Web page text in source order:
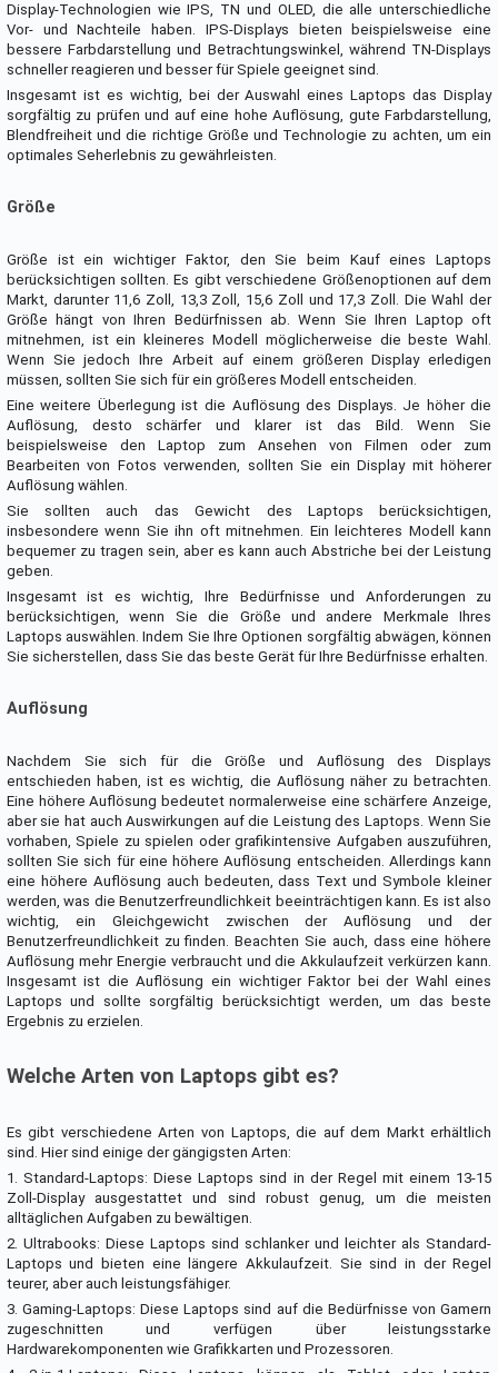
Display-Technologien wie IPS, TN und OLED, die alle unterschiedliche
Vor- und Nachteile haben. IPS-Displays bieten beispielsweise eine
bessere Farbdarstellung und Betrachtungswinkel, während TN-Displays
schneller reagieren und besser für Spiele geeignet sind.
Insgesamt ist es wichtig, bei der Auswahl eines Laptops das Display
sorgfältig zu prüfen und auf eine hohe Auflösung, gute Farbdarstellung,
Blendfreiheit und die richtige Größe und Technologie zu achten, um ein
optimales Seherlebnis zu gewährleisten.
Größe
Größe ist ein wichtiger Faktor, den Sie beim Kauf eines Laptops
berücksichtigen sollten. Es gibt verschiedene Größenoptionen auf dem
Markt, darunter 11,6 Zoll, 13,3 Zoll, 15,6 Zoll und 17,3 Zoll. Die Wahl der
Größe hängt von Ihren Bedürfnissen ab. Wenn Sie Ihren Laptop oft
mitnehmen, ist ein kleineres Modell möglicherweise die beste Wahl.
Wenn Sie jedoch Ihre Arbeit auf einem größeren Display erledigen
müssen, sollten Sie sich für ein größeres Modell entscheiden.
Eine weitere Überlegung ist die Auflösung des Displays. Je höher die
Auflösung, desto schärfer und klarer ist das Bild. Wenn Sie
beispielsweise den Laptop zum Ansehen von Filmen oder zum
Bearbeiten von Fotos verwenden, sollten Sie ein Display mit höherer
Auflösung wählen.
Sie sollten auch das Gewicht des Laptops berücksichtigen,
insbesondere wenn Sie ihn oft mitnehmen. Ein leichteres Modell kann
bequemer zu tragen sein, aber es kann auch Abstriche bei der Leistung
geben.
Insgesamt ist es wichtig, Ihre Bedürfnisse und Anforderungen zu
berücksichtigen, wenn Sie die Größe und andere Merkmale Ihres
Laptops auswählen. Indem Sie Ihre Optionen sorgfältig abwägen, können
Sie sicherstellen, dass Sie das beste Gerät für Ihre Bedürfnisse erhalten.
Auflösung
Nachdem Sie sich für die Größe und Auflösung des Displays
entschieden haben, ist es wichtig, die Auflösung näher zu betrachten.
Eine höhere Auflösung bedeutet normalerweise eine schärfere Anzeige,
aber sie hat auch Auswirkungen auf die Leistung des Laptops. Wenn Sie
vorhaben, Spiele zu spielen oder grafikintensive Aufgaben auszuführen,
sollten Sie sich für eine höhere Auflösung entscheiden. Allerdings kann
eine höhere Auflösung auch bedeuten, dass Text und Symbole kleiner
werden, was die Benutzerfreundlichkeit beeinträchtigen kann. Es ist also
wichtig, ein Gleichgewicht zwischen der Auflösung und der
Benutzerfreundlichkeit zu finden. Beachten Sie auch, dass eine höhere
Auflösung mehr Energie verbraucht und die Akkulaufzeit verkürzen kann.
Insgesamt ist die Auflösung ein wichtiger Faktor bei der Wahl eines
Laptops und sollte sorgfältig berücksichtigt werden, um das beste
Ergebnis zu erzielen.
Welche Arten von Laptops gibt es?
Es gibt verschiedene Arten von Laptops, die auf dem Markt erhältlich
sind. Hier sind einige der gängigsten Arten:
1. Standard-Laptops: Diese Laptops sind in der Regel mit einem 13-15
Zoll-Display ausgestattet und sind robust genug, um die meisten
alltäglichen Aufgaben zu bewältigen.
2. Ultrabooks: Diese Laptops sind schlanker und leichter als Standard-
Laptops und bieten eine längere Akkulaufzeit. Sie sind in der Regel
teurer, aber auch leistungsfähiger.
3. Gaming-Laptops: Diese Laptops sind auf die Bedürfnisse von Gamern
zugeschnitten und verfügen über leistungsstarke
Hardwarekomponenten wie Grafikkarten und Prozessoren.